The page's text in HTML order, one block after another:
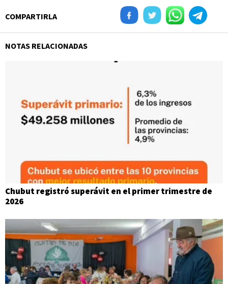
COMPARTIRLA
NOTAS RELACIONADAS
Chubut registró superávit en el primer trimestre de
2026